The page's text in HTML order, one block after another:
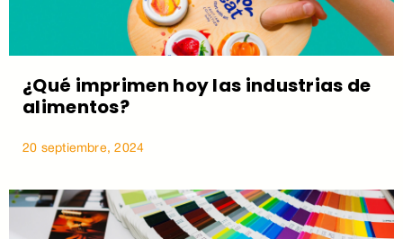
¿Qué imprimen hoy las industrias de
alimentos?
20 septiembre, 2024